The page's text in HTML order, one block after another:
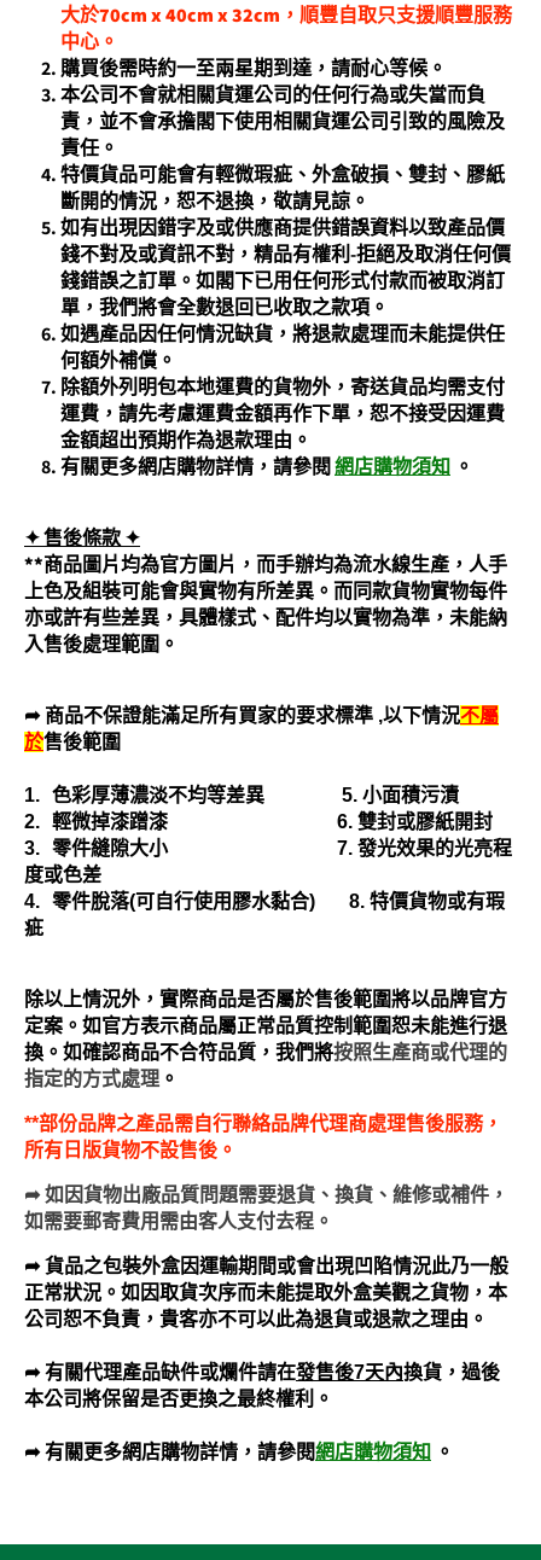
大於70cm x 40cm x 32cm，順豐自取只支援順豐服務
中心。
購買後需時約一至兩星期到達，請耐心等候。
本公司不會就相關貨運公司的任何行為或失當而負
責，並不會承擔閣下使用相關貨運公司引致的風險及
責任。
特價貨品可能會有輕微瑕疵、外盒破損、雙封、膠紙
斷開的情況，恕不退換，敬請見諒。
如有出現因錯字及或供應商提供錯誤資料以致產品價
錢不對及或資訊不對，精品有權利-拒絕及取消任何價
錢錯誤之訂單。如閣下已用任何形式付款而被取消訂
單，我們將會全數退回已收取之款項。
如遇產品因任何情況缺貨，將退款處理而未能提供任
何額外補償。
除額外列明包本地運費的貨物外，寄送貨品均需支付
運費，請先考慮運費金額再作下單，恕不接受因運費
金額超出預期作為退款理由。
有關更多網店購物詳情，請參閱 網店購物須知 。
✦ 售後條款✦
**商品圖片均為官方圖片，而手辦均為流水線生產，人手
上色及組裝可能會與實物有所差異。而同款貨物實物每件
亦或許有些差異，具體樣式、配件均以實物為準，未能納
入售後處理範圍。
➦ 商品不保證能滿足所有買家的要求標準 ,以下情況不屬
於售後範圍
1. 色彩厚薄濃淡不均等差異 5. 小面積污漬
2. 輕微掉漆蹭漆 6. 雙封或膠紙開封
3. 零件縫隙大小 7. 發光效果的光亮程
度或色差
4. 零件脫落(可自行使用膠水黏合) 8. 特價貨物或有瑕
疵
除以上情況外，實際商品是否屬於售後範圍將以品牌官方
定案。如官方表示商品屬正常品質控制範圍恕未能進行退
換。如確認商品不合符品質，我們將按照生產商或代理的
指定的方式處理 。
**部份品牌之產品需自行聯絡品牌代理商處理售後服務，
所有日版貨物不設售後。
➦ 如因貨物出廠品質問題需要退貨、換貨、維修或補件，
如需要郵寄費用需由客人支付去程。
➦ 貨品之包裝外盒因運輸期間或會出現凹陷情況此乃一般
正常狀況。如因取貨次序而未能提取外盒美觀之貨物，本
公司恕不負責，貴客亦不可以此為退貨或退款之理由。
➦ 有關代理產品缺件或爛件請在發售後7天內換貨，過後
本公司將保留是否更換之最終權利。
➦ 有關更多網店購物詳情，請參閱網店購物須知 。